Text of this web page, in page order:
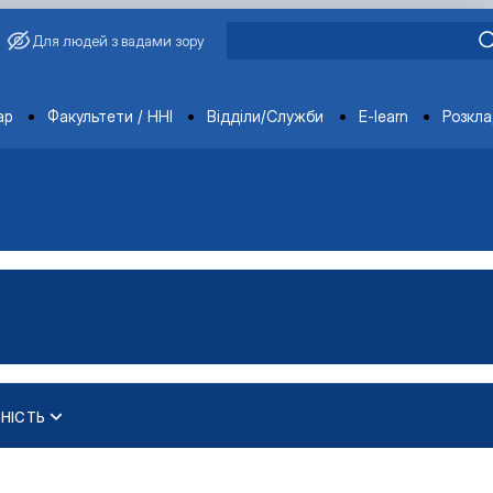
Для людей з вадами зору
Факультети / ННІ Відділи/Служби E-learn
ТА КОНСАЛТИНГОВОЮ ДІ…